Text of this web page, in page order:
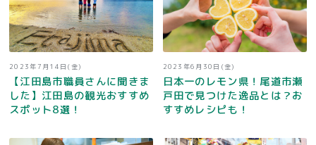
2023年7月14日(金)
【江田島市職員さんに聞きま
した】江田島の観光おすすめ
スポット8選！
2023年6月30日(金)
日本一のレモン県！尾道市瀬
戸田で見つけた逸品とは？お
すすめレシピも！